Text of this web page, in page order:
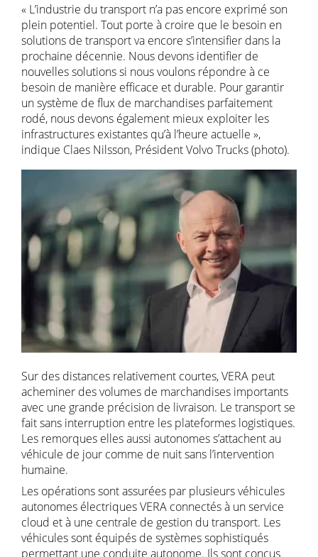
« L’industrie du transport n’a pas encore exprimé son
plein potentiel. Tout porte à croire que le besoin en
solutions de transport va encore s’intensifier dans la
prochaine décennie. Nous devons identifier de
nouvelles solutions si nous voulons répondre à ce
besoin de manière efficace et durable. Pour garantir
un système de flux de marchandises parfaitement
rodé, nous devons également mieux exploiter les
infrastructures existantes qu’à l’heure actuelle »,
indique Claes Nilsson, Président Volvo Trucks (photo).
Sur des distances relativement courtes, VERA peut
acheminer des volumes de marchandises importants
avec une grande précision de livraison. Le transport se
fait sans interruption entre les plateformes logistiques.
Les remorques elles aussi autonomes s’attachent au
véhicule de jour comme de nuit sans l’intervention
humaine.
Les opérations sont assurées par plusieurs véhicules
autonomes électriques VERA connectés à un service
cloud et à une centrale de gestion du transport. Les
véhicules sont équipés de systèmes sophistiqués
permettant une conduite autonome. Ils sont conçus